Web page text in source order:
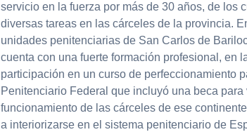
servicio en la fuerza por más de 30 años, de los
diversas tareas en las cárceles de la provincia.
unidades penitenciarias de San Carlos de
cuenta con una fuerte formación profesional, en
participación en un curso de perfeccionamiento
Penitenciario Federal que incluyó una beca para
funcionamiento de las cárceles de ese
a interiorizarse en el sistema penitenciario de